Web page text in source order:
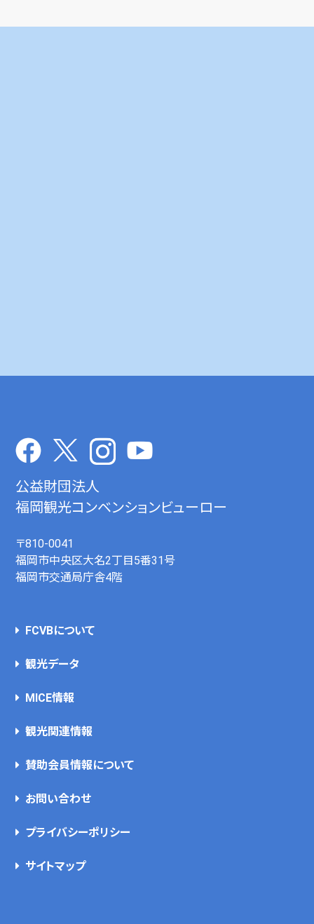
公益財団法人
福岡観光コンベンションビューロー
〒810-0041
福岡市中央区大名2丁目5番31号
福岡市交通局庁舎4階
FCVBについて
観光データ
MICE情報
観光関連情報
賛助会員情報について
お問い合わせ
プライバシーポリシー
サイトマップ